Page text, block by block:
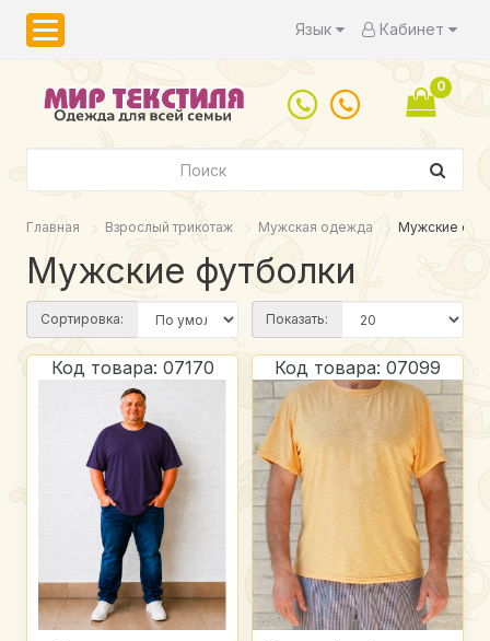
Язык Кабинет
0
Главная Взрослый трикотаж Мужская одежда Мужские
Мужские футболки
Сортировка: Показать:
Код товара: 07170 Код товара: 07099